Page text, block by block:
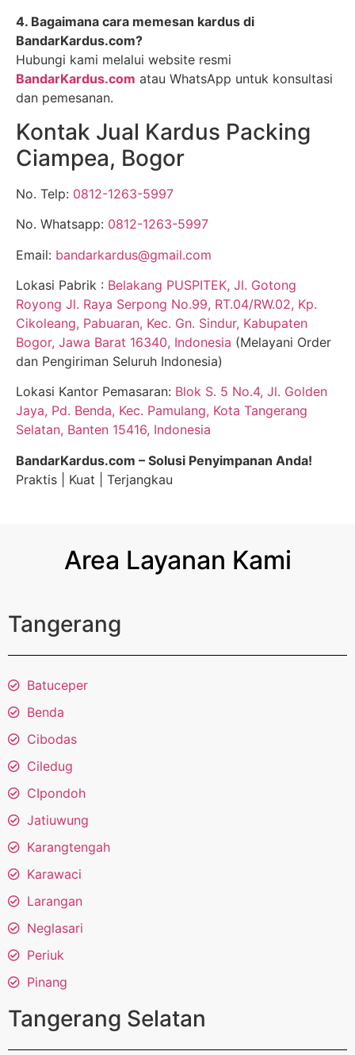
4. Bagaimana cara memesan kardus di
BandarKardus.com?
Hubungi kami melalui website resmi
BandarKardus.com atau WhatsApp untuk konsultasi
dan pemesanan.
Kontak Jual Kardus Packing
Ciampea, Bogor
No. Telp: 0812-1263-5997
No. Whatsapp: 0812-1263-5997
Email: bandarkardus@gmail.com
Lokasi Pabrik : Belakang PUSPITEK, Jl. Gotong
Royong Jl. Raya Serpong No.99, RT.04/RW.02, Kp.
Cikoleang, Pabuaran, Kec. Gn. Sindur, Kabupaten
Bogor, Jawa Barat 16340, Indonesia (Melayani Order
dan Pengiriman Seluruh Indonesia)
Lokasi Kantor Pemasaran: Blok S. 5 No.4, Jl. Golden
Jaya, Pd. Benda, Kec. Pamulang, Kota Tangerang
Selatan, Banten 15416, Indonesia
BandarKardus.com – Solusi Penyimpanan Anda!
Praktis | Kuat | Terjangkau
Area Layanan Kami
Tangerang
Batuceper
Benda
Cibodas
Ciledug
CIpondoh
Jatiuwung
Karangtengah
Karawaci
Larangan
Neglasari
Periuk
Pinang
Tangerang Selatan